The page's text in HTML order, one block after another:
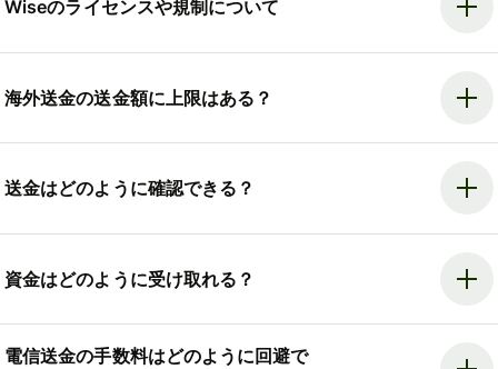
Wiseのライセンスや規制について
海外送金の送金額に上限はある？
送金はどのように確認できる？
資金はどのように受け取れる？
電信送金の手数料はどのように回避で